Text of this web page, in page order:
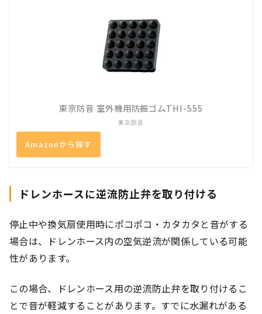
東京防音 室外機用防振ゴムTHI-555
東京防音
Amazonから探す
ドレンホースに逆流防止弁を取り付ける
停止中や換気扇使用時にポコポコ・カタカタと音がする
場合は、ドレンホース内の空気逆流が関係している可能
性があります。
この場合、ドレンホース用の逆流防止弁を取り付けるこ
とで音が軽減することがあります。すでに水漏れがある